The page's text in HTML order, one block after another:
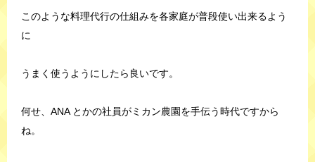
このような料理代行の仕組みを各家庭が普段使い出来るよう
に
うまく使うようにしたら良いです。
何せ、ANA とかの社員がミカン農園を手伝う時代ですから
ね。